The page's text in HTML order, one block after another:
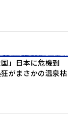
」日本に危機到
がまさかの温泉枯